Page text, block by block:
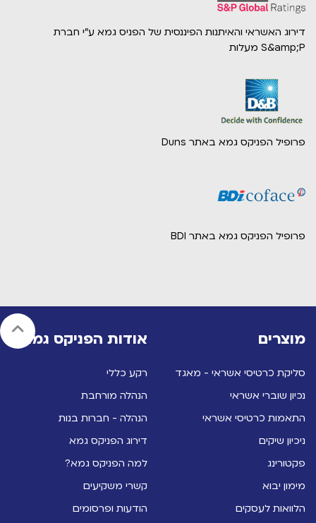
דירוג האשראי והאיתנות הפיננסית של הפניס גמא ע"י חברת
S&amp;P מעלות
פרופיל הפניקס גמא באתר Duns
פרופיל הפניקס גמא באתר BDI
מוצרים
סליקת כרטיסי אשראי - מאגד
נכיון שוברי אשראי
התאמות כרטיסי אשראי
ניכיון שיקים
פקטורינג
מימון יבוא
הלוואות לעסקים
אודות הפניקס גמא
רקע כללי
הנהלה מורחבת
הנהלה - חברות בנות
דירוג הפניקס גמא
למה הפניקס גמא?
קשרי משקיעים
הודעות ופרסומים